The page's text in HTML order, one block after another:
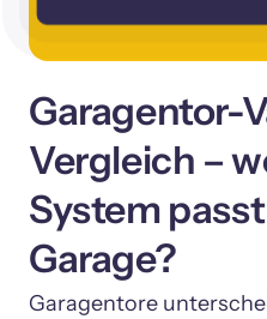
Garagentor-
Vergleich –
System
Garage?
Garagentore